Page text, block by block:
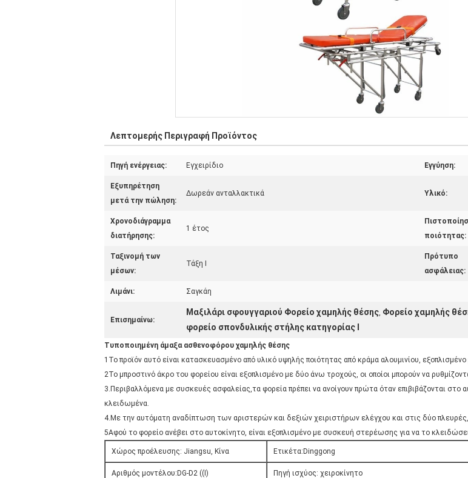
Λεπτομερής Περιγραφή Προϊόντος
Πηγή ενέργειας: Εγχειρίδιο Εγγύηση:
Εξυπηρέτηση
μετά την πώληση:
Δωρεάν ανταλλακτικά Υλικό:
Χρονοδιάγραμμα
διατήρησης:
1 έτος
ποιότητας:
Ταξινομή των
μέσων:
Τάξη Ι
Πρότυπο
ασφάλειας:
Λιμάνι: Σαγκάη
Επισημαίνω:
Μαξιλάρι σφουγγαριού Φορείο χαμηλής θέσης, Φορείο χαμηλής
φορείο σπονδυλικής στήλης κατηγορίας Ι
Τυποποιημένη άμαξα ασθενοφόρου χαμηλής θέσης
1Το προϊόν αυτό είναι κατασκευασμένο από υλικό υψηλής ποιότητας από κράμα αλουμινίου,
2Το μπροστινό άκρο του φορείου είναι εξοπλισμένο με δύο άνω τροχούς, οι οποίοι μπορούν να
3.Περιβαλλόμενα με συσκευές ασφαλείας,τα φορεία πρέπει να ανοίγουν πρώτα όταν επιβιβάζονται στο
κλειδωμένα.
4.Με την αυτόματη αναδίπτωση των αριστερών και δεξιών χειριστήρων ελέγχου και στις δύο
5Αφού το φορείο ανέβει στο αυτοκίνητο, είναι εξοπλισμένο με συσκευή στερέωσης για να το
Χώρος προέλευσης: Jiangsu, Κίνα Ετικέτα:Dinggong
Αριθμός μοντέλου:DG-D2 ((I) Πηγή ισχύος: χειροκίνητο